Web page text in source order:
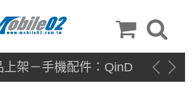
上架－手機配件：QinD